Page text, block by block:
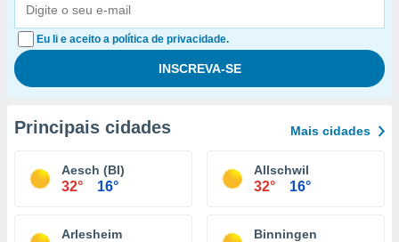
Eu li e aceito a política de privacidade.
Principais cidades Mais cidades
Aesch (Bl)
32° 16°
Allschwil
32° 16°
Arlesheim Binningen